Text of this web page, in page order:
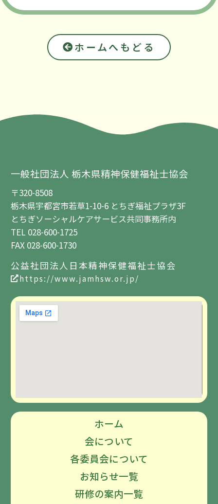
ホームへもどる
一般社団法人 栃木県精神保健福祉士協会
〒320-8508
栃木県宇都宮市若草1-10-6 とちぎ福祉プラザ3F
とちぎソーシャルケアサービス共同事務所内
TEL 028-600-1725
FAX 028-600-1730
公益社団法人日本精神保健福祉士協会
https://www.jamhsw.or.jp/
ホーム
会について
各委員会について
お知らせ一覧
研修の案内一覧